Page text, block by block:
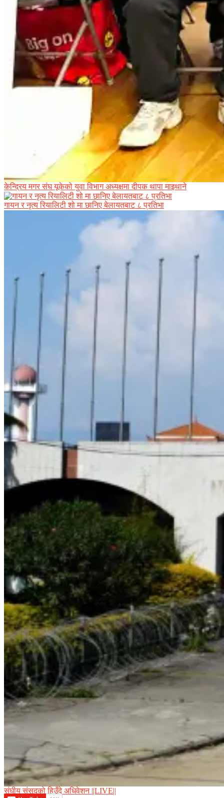
केन्द्रिय मगर संघ यूकेको युवा विभाग अध्यक्षमा दीपक थापा माइथाने
गायन र नृत्य रियालिटी शो मा छानिए बेलायतबाट ८ प्रतिभा
संघीय संसद्को हिउँदे अधिवेशन ||LIVE||